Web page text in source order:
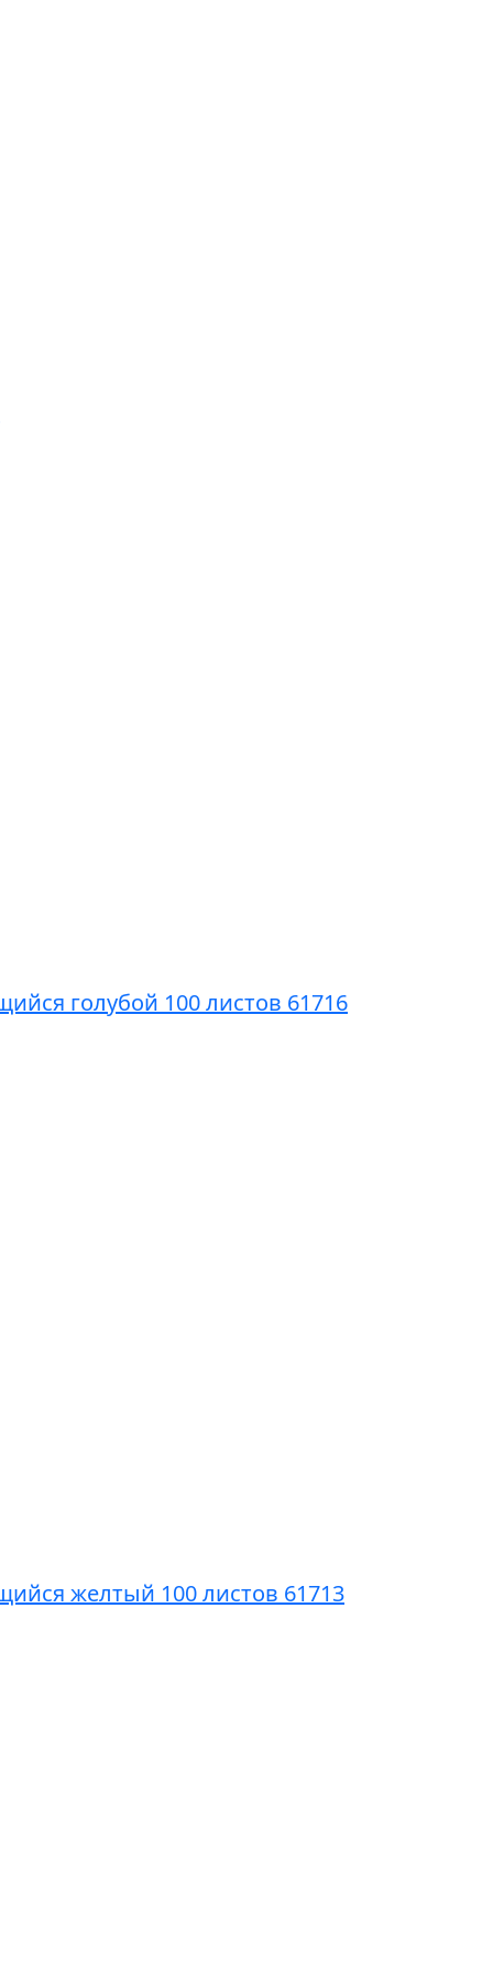
голубой 100 листов 61716
желтый 100 листов 61713